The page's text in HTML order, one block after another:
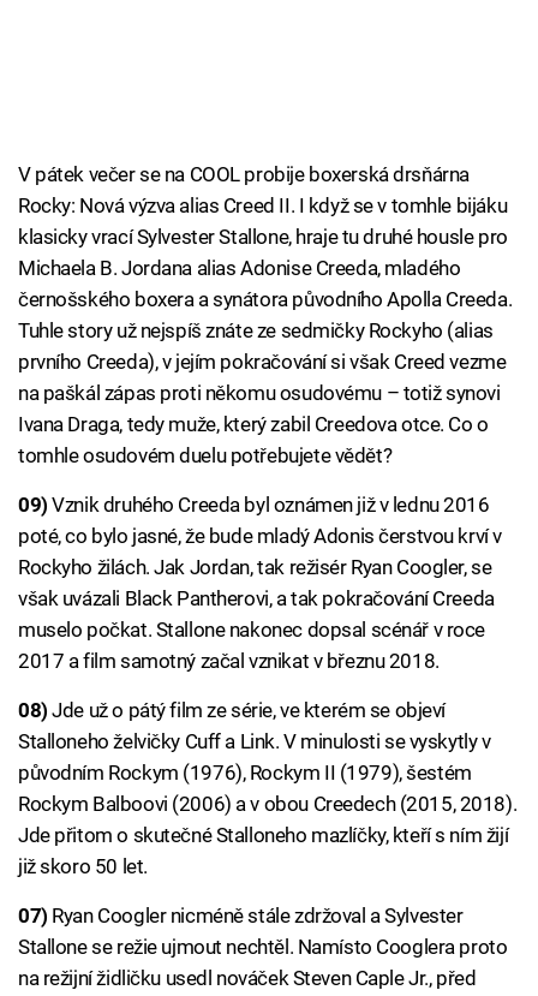
V pátek večer se na COOL probije boxerská drsňárna
Rocky: Nová výzva alias Creed II. I když se v tomhle bijáku
klasicky vrací Sylvester Stallone, hraje tu druhé housle pro
Michaela B. Jordana alias Adonise Creeda, mladého
černošského boxera a synátora původního Apolla Creeda.
Tuhle story už nejspíš znáte ze sedmičky Rockyho (alias
prvního Creeda), v jejím pokračování si však Creed vezme
na paškál zápas proti někomu osudovému – totiž synovi
Ivana Draga, tedy muže, který zabil Creedova otce. Co o
tomhle osudovém duelu potřebujete vědět?
09) Vznik druhého Creeda byl oznámen již v lednu 2016
poté, co bylo jasné, že bude mladý Adonis čerstvou krví v
Rockyho žilách. Jak Jordan, tak režisér Ryan Coogler, se
však uvázali Black Pantherovi, a tak pokračování Creeda
muselo počkat. Stallone nakonec dopsal scénář v roce
2017 a film samotný začal vznikat v březnu 2018.
08) Jde už o pátý film ze série, ve kterém se objeví
Stalloneho želvičky Cuff a Link. V minulosti se vyskytly v
původním Rockym (1976), Rockym II (1979), šestém
Rockym Balboovi (2006) a v obou Creedech (2015, 2018).
Jde přitom o skutečné Stalloneho mazlíčky, kteří s ním žijí
již skoro 50 let.
07) Ryan Coogler nicméně stále zdržoval a Sylvester
Stallone se režie ujmout nechtěl. Namísto Cooglera proto
na režijní židličku usedl nováček Steven Caple Jr., před